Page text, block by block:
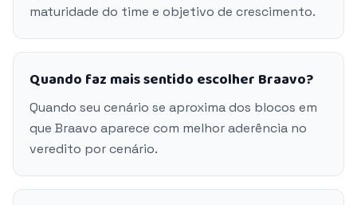
maturidade do time e objetivo de crescimento.
Quando faz mais sentido escolher Braavo?
Quando seu cenário se aproxima dos blocos em
que Braavo aparece com melhor aderência no
veredito por cenário.